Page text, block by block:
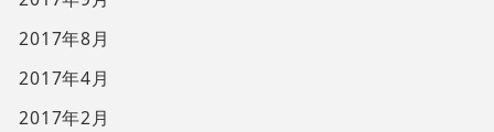
2017年8月
2017年4月
2017年2月